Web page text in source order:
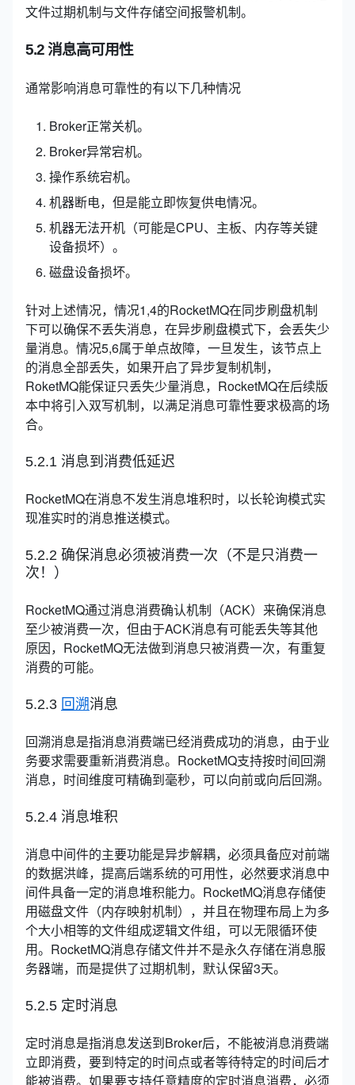
文件过期机制与文件存储空间报警机制。
5.2 消息高可用性
通常影响消息可靠性的有以下几种情况
Broker正常关机。
Broker异常宕机。
操作系统宕机。
机器断电，但是能立即恢复供电情况。
机器无法开机（可能是CPU、主板、内存等关键
设备损坏）。
磁盘设备损坏。
针对上述情况，情况1,4的RocketMQ在同步刷盘机制
下可以确保不丢失消息，在异步刷盘模式下，会丢失少
量消息。情况5,6属于单点故障，一旦发生，该节点上
的消息全部丢失，如果开启了异步复制机制，
RoketMQ能保证只丢失少量消息，RocketMQ在后续版
本中将引入双写机制，以满足消息可靠性要求极高的场
合。
5.2.1 消息到消费低延迟
RocketMQ在消息不发生消息堆积时，以长轮询模式实
现准实时的消息推送模式。
5.2.2 确保消息必须被消费一次（不是只消费一
次！）
RocketMQ通过消息消费确认机制（ACK）来确保消息
至少被消费一次，但由于ACK消息有可能丢失等其他
原因，RocketMQ无法做到消息只被消费一次，有重复
消费的可能。
5.2.3 回溯消息
回溯消息是指消息消费端已经消费成功的消息，由于业
务要求需要重新消费消息。RocketMQ支持按时间回溯
消息，时间维度可精确到毫秒，可以向前或向后回溯。
5.2.4 消息堆积
消息中间件的主要功能是异步解耦，必须具备应对前端
的数据洪峰，提高后端系统的可用性，必然要求消息中
间件具备一定的消息堆积能力。RocketMQ消息存储使
用磁盘文件（内存映射机制），并且在物理布局上为多
个大小相等的文件组成逻辑文件组，可以无限循环使
用。RocketMQ消息存储文件并不是永久存储在消息服
务器端，而是提供了过期机制，默认保留3天。
5.2.5 定时消息
定时消息是指消息发送到Broker后，不能被消息消费端
立即消费，要到特定的时间点或者等待特定的时间后才
能被消费。如果要支持任意精度的定时消息消费，必须